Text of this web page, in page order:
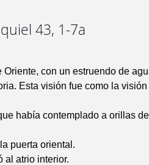
43, 1-7a
con un estruendo de
Esta visión fue como la
había contemplado a orillas
puerta oriental.
al atrio interior.